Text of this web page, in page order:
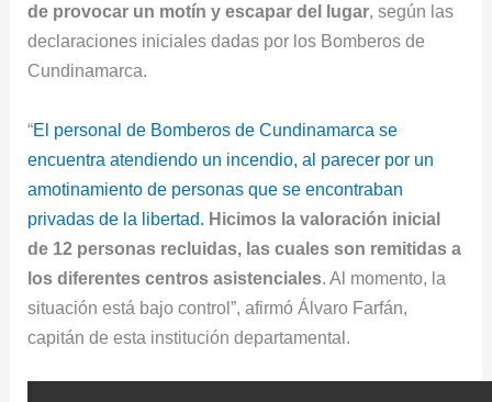
de provocar un motín y escapar del lugar, según las
declaraciones iniciales dadas por los Bomberos de
Cundinamarca.
“El personal de Bomberos de Cundinamarca se
encuentra atendiendo un incendio, al parecer por un
amotinamiento de personas que se encontraban
privadas de la libertad. Hicimos la valoración inicial
de 12 personas recluidas, las cuales son remitidas a
los diferentes centros asistenciales . Al momento, la
situación está bajo control”, afirmó Álvaro Farfán,
capitán de esta institución departamental.